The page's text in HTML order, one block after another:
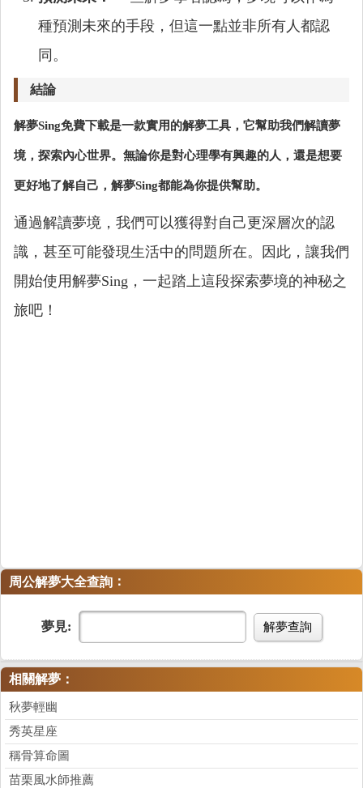
種預測未來的手段，但這一點並非所有人都認
同。
結論
解夢Sing免費下載是一款實用的解夢工具，它幫助我們解讀夢
境，探索內心世界。無論你是對心理學有興趣的人，還是想要
更好地了解自己，解夢Sing都能為你提供幫助。
通過解讀夢境，我們可以獲得對自己更深層次的認
識，甚至可能發現生活中的問題所在。因此，讓我們
開始使用解夢Sing，一起踏上這段探索夢境的神秘之
旅吧！
周公解夢大全查詢 ：
夢見: 解夢查詢
相關解夢：
秋夢輕幽
秀英星座
稱骨算命圖
苗栗風水師推薦